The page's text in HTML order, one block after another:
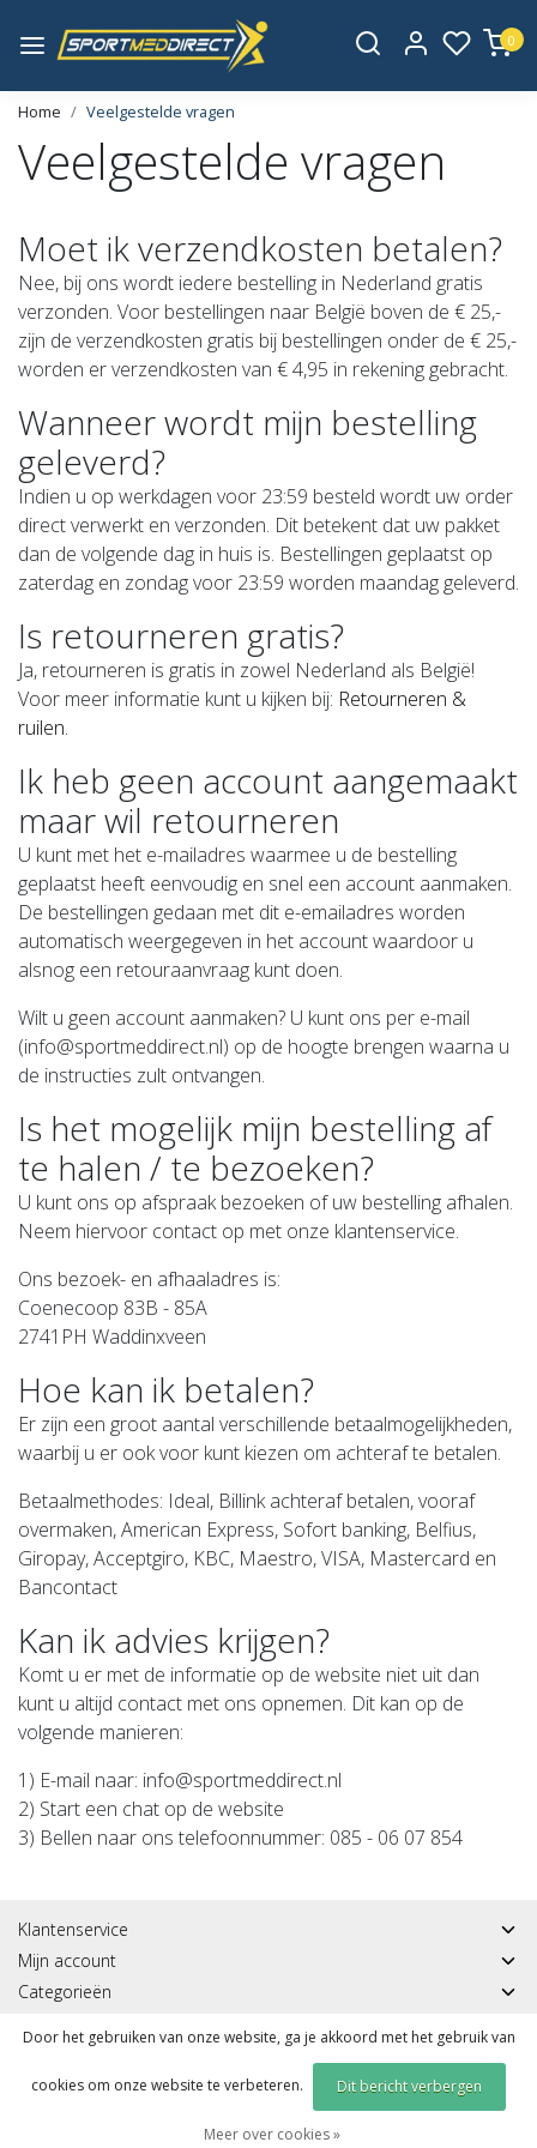
0
Home Veelgestelde vragen
Veelgestelde vragen
Moet ik verzendkosten betalen?
Nee, bij ons wordt iedere bestelling in Nederland gratis
verzonden. Voor bestellingen naar België boven de € 25,-
zijn de verzendkosten gratis bij bestellingen onder de € 25,-
worden er verzendkosten van € 4,95 in rekening gebracht.
Wanneer wordt mijn bestelling
geleverd?
Indien u op werkdagen voor 23:59 besteld wordt uw order
direct verwerkt en verzonden. Dit betekent dat uw pakket
dan de volgende dag in huis is. Bestellingen geplaatst op
zaterdag en zondag voor 23:59 worden maandag geleverd.
Is retourneren gratis?
Ja, retourneren is gratis in zowel Nederland als België!
Voor meer informatie kunt u kijken bij: Retourneren &
ruilen.
Ik heb geen account aangemaakt
maar wil retourneren
U kunt met het e-mailadres waarmee u de bestelling
geplaatst heeft eenvoudig en snel een account aanmaken.
De bestellingen gedaan met dit e-emailadres worden
automatisch weergegeven in het account waardoor u
alsnog een retouraanvraag kunt doen.
Wilt u geen account aanmaken? U kunt ons per e-mail
(info@sportmeddirect.nl) op de hoogte brengen waarna u
de instructies zult ontvangen.
Is het mogelijk mijn bestelling af
te halen / te bezoeken?
U kunt ons op afspraak bezoeken of uw bestelling afhalen.
Neem hiervoor contact op met onze klantenservice.
Ons bezoek- en afhaaladres is:
Coenecoop 83B - 85A
2741PH Waddinxveen
Hoe kan ik betalen?
Er zijn een groot aantal verschillende betaalmogelijkheden,
waarbij u er ook voor kunt kiezen om achteraf te betalen.
Betaalmethodes: Ideal, Billink achteraf betalen, vooraf
overmaken, American Express, Sofort banking, Belfius,
Giropay, Acceptgiro, KBC, Maestro, VISA, Mastercard en
Bancontact
Kan ik advies krijgen?
Komt u er met de informatie op de website niet uit dan
kunt u altijd contact met ons opnemen. Dit kan op de
volgende manieren:
1) E-mail naar: info@sportmeddirect.nl
2) Start een chat op de website
3) Bellen naar ons telefoonnummer: 085 - 06 07 854
Klantenservice
Mijn account
Categorieën
© Copyright 2026 - Sportmeddirect | RealisatieInStijl Media
Door het gebruiken van onze website, ga je akkoord met het gebruik van
cookies om onze website te verbeteren. Dit bericht verbergen
Meer over cookies »